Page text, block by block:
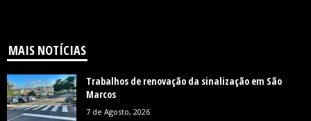
MAIS NOTÍCIAS
Trabalhos de renovação da sinalização em São
Marcos
7 de Agosto, 2026